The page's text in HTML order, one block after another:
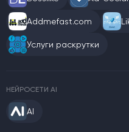
Addmefast.com
Услуги раскрутки
НЕЙРОСЕТИ AI
AI